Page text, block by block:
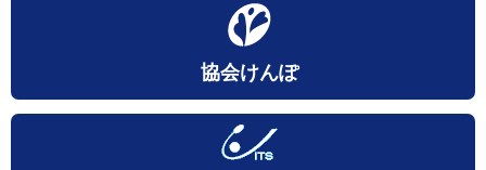
協会けんぽ